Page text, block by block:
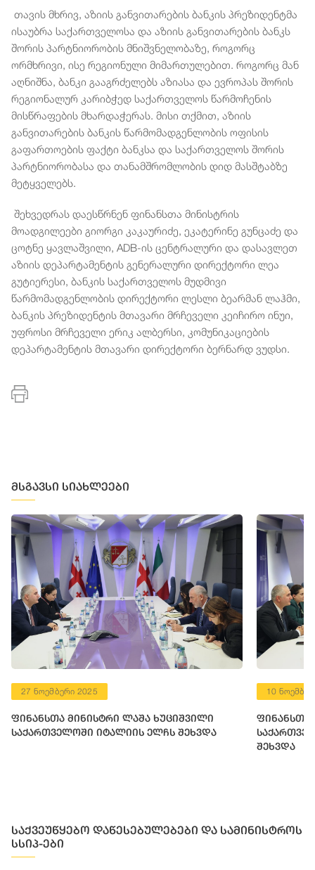
თავის მხრივ, აზიის განვითარების ბანკის პრეზიდენტმა
ისაუბრა საქართველოსა და აზიის განვითარების ბანკს
შორის პარტნიორობის მნიშვნელობაზე, როგორც
ორმხრივი, ისე რეგიონული მიმართულებით. როგორც მან
აღნიშნა, ბანკი გააგრძელებს აზიასა და ევროპას შორის
რეგიონალურ კარიბჭედ საქართველოს წარმოჩენის
მისწრაფების მხარდაჭერას. მისი თქმით, აზიის
განვითარების ბანკის წარმომადგენლობის ოფისის
გაფართოების ფაქტი ბანკსა და საქართველოს შორის
პარტნიორობასა და თანამშრომლობის დიდ მასშტაბზე
მეტყველებს.
შეხვედრას დაესწრნენ ფინანსთა მინისტრის
მოადგილეები გიორგი კაკაურიძე, ეკატერინე გუნცაძე და
ცოტნე ყავლაშვილი, ADB-ის ცენტრალური და დასავლეთ
აზიის დეპარტამენტის გენერალური დირექტორი ლეა
გუტიერესი, ბანკის საქართველოს მუდმივი
წარმომადგენლობის დირექტორი ლესლი ბეარმან ლაჰმი,
ბანკის პრეზიდენტის მთავარი მრჩეველი კეიჩირო ინუი,
უფროსი მრჩეველი ერიკ ალბერსი, კომუნიკაციების
დეპარტამენტის მთავარი დირექტორი ბერნარდ ვუდსი.
მსგავსი სიახლეები
27 ნოემბერი 2025
ფინანსთა მინისტრი ლაშა ხუციშვილი
საქართველოში იტალიის ელჩს შეხვდა
10
ფინანსთა
შეხვდა
საქვეუწყებო დაწესებულებები და სამინისტროს
სსიპ-ები